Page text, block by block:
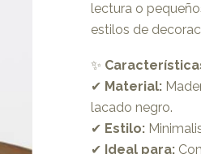
lectura o
estilos de
✨
✔ Material:
lacado negro.
✔ Estilo:
✔ Ideal para: